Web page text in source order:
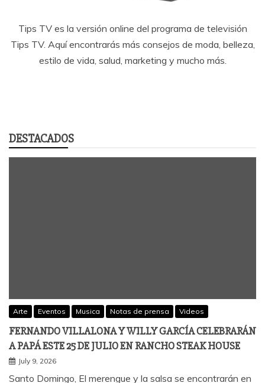
Tips TV es la versión online del programa de televisión
Tips TV. Aquí encontrarás más consejos de moda, belleza,
estilo de vida, salud, marketing y mucho más.
DESTACADOS
Arte Eventos Musica Notas de prensa Videos
FERNANDO VILLALONA Y WILLY GARCÍA CELEBRARÁN
A PAPÁ ESTE 25 DE JULIO EN RANCHO STEAK HOUSE
July 9, 2026
Santo Domingo, El merengue y la salsa se encontrarán en